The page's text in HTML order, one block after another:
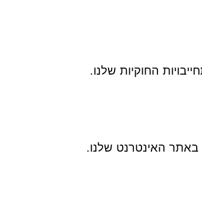
החוקיות שלנו.
באתר האינטרנט שלנו.